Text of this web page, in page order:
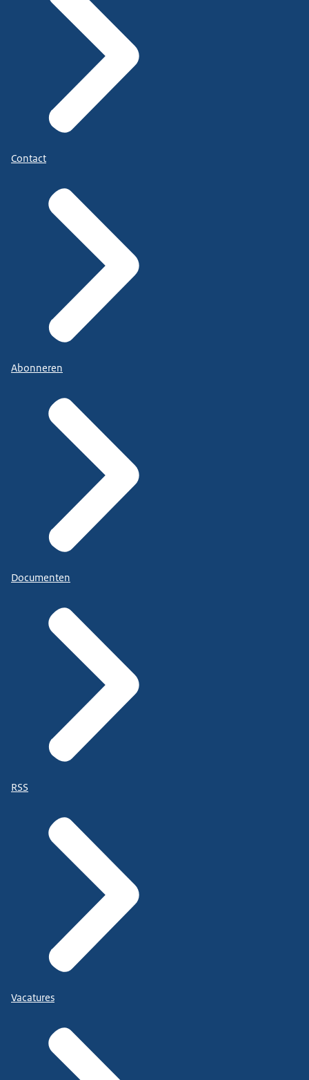
Contact
Abonneren
Documenten
RSS
Vacatures